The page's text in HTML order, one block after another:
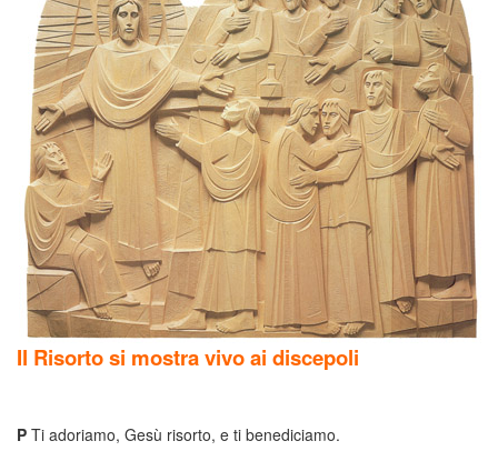
Il Risorto si mostra vivo ai discepoli
P Ti adoriamo, Gesù risorto, e ti benediciamo.